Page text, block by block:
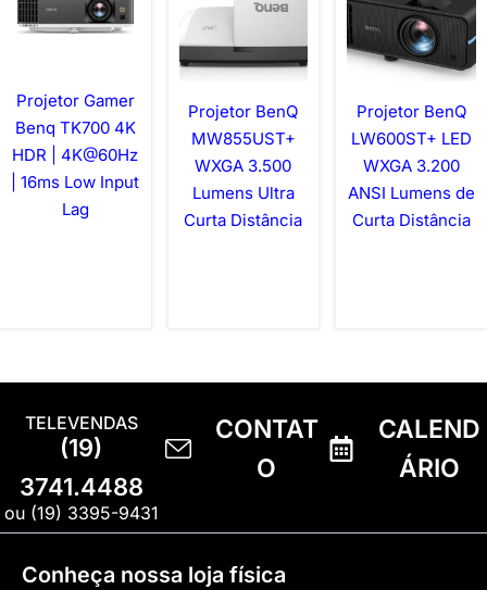
Projetor Gamer
Benq TK700 4K
HDR | 4K@60Hz
| 16ms Low Input
Lag
Projetor BenQ
MW855UST+
WXGA 3.500
Lumens Ultra
Curta Distância
Projetor BenQ
LW600ST+ LED
WXGA 3.200
ANSI Lumens de
Curta Distância
TELEVENDAS
(19)
3741.4488
ou (19) 3395-9431
CONTAT
O
CALEND
ÁRIO
Conheça nossa loja física